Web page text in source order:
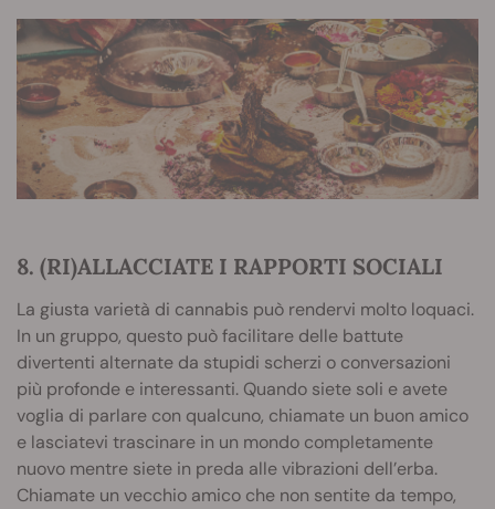
8. (RI)ALLACCIATE I RAPPORTI SOCIALI
La giusta varietà di cannabis può rendervi molto loquaci.
In un gruppo, questo può facilitare delle battute
divertenti alternate da stupidi scherzi o conversazioni
più profonde e interessanti. Quando siete soli e avete
voglia di parlare con qualcuno, chiamate un buon amico
e lasciatevi trascinare in un mondo completamente
nuovo mentre siete in preda alle vibrazioni dell’erba.
Chiamate un vecchio amico che non sentite da tempo,